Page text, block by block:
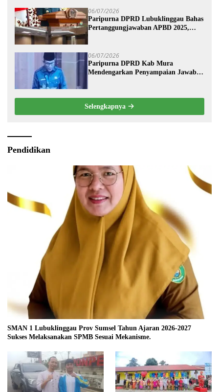
06/07/2026
Paripurna DPRD Lubuklinggau Bahas
Pertanggungjawaban APBD 2025,
06/07/2026
Paripurna DPRD Kab Mura
Mendengarkan Penyampaian Jawaban
Kabupaten Musi Rawas Tahun
Anggaran 2025.
Selengkapnya
Pendidikan
SMAN 1 Lubuklinggau Prov Sumsel Tahun Ajaran 2026-2027
Sukses Melaksanakan SPMB Sesuai Mekanisme.